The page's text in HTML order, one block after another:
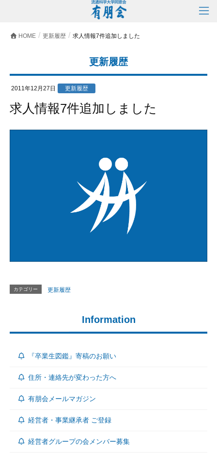
HOME 更新履歴 求人情報7件追加しました
更新履歴
2011年12月27日 更新履歴
求人情報7件追加しました
カテゴリー 更新履歴
Information
『卒業生図鑑』寄稿のお願い
住所・連絡先が変わった方へ
有朋会メールマガジン
経営者・事業継承者 ご登録
経営者グループの会メンバー募集